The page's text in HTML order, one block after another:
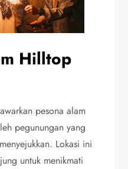
Hilltop
pesona alam
pegunungan yang
Lokasi ini
untuk menikmati